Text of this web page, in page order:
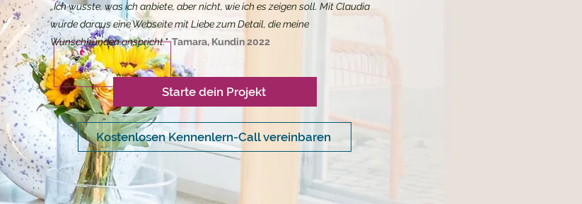
Starte dein Projekt
Kostenlosen Kennenlern-Call vereinbaren
„Ich wusste, was ich anbiete, aber nicht, wie ich es zeigen soll. Mit Claudia
wurde daraus eine Webseite mit Liebe zum Detail, die meine
Wunschkunden anspricht."Tamara, Kundin 2022